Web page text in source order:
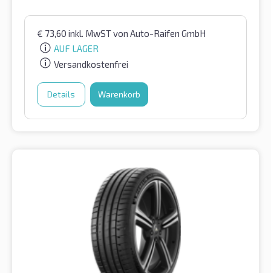
€ 73,60 inkl. MwSTvon Auto-Raifen GmbH
AUF LAGER
Versandkostenfrei
Details Warenkorb